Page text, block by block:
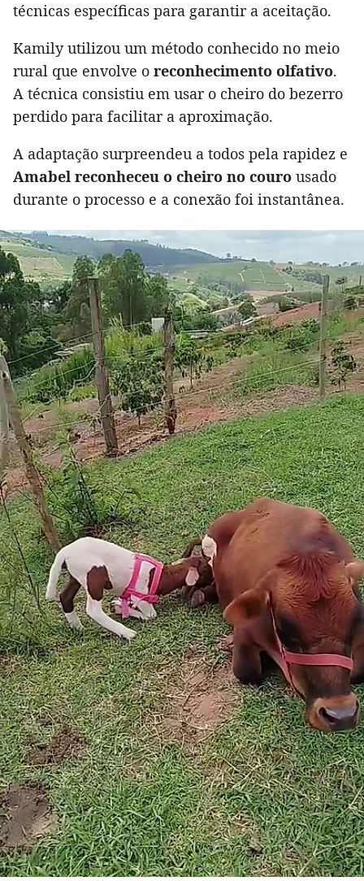
técnicas específicas para garantir a aceitação.
Kamily utilizou um método conhecido no meio
rural que envolve o reconhecimento olfativo.
A técnica consistiu em usar o cheiro do bezerro
perdido para facilitar a aproximação.
A adaptação surpreendeu a todos pela rapidez e
Amabel reconheceu o cheiro no couro usado
durante o processo e a conexão foi instantânea.